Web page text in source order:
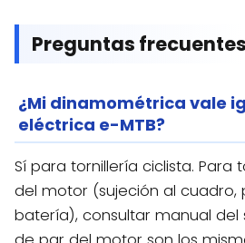
Preguntas
¿Mi dinamométrica vale
eléctrica e-MTB?
Sí para tornillería ciclista. Para
del motor (sujeción al cuadro,
batería), consultar manual del